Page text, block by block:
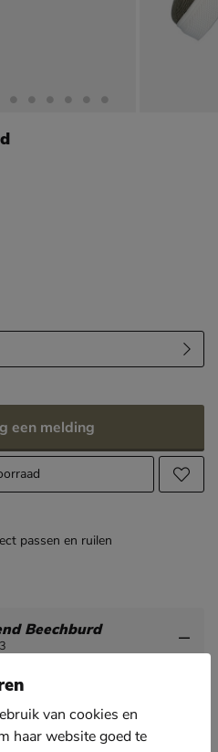
een melding
passen en ruilen
Beechburd
sneaker
Legend is perfect voor
of korte broek kun je
van cookies en
haar website goed te